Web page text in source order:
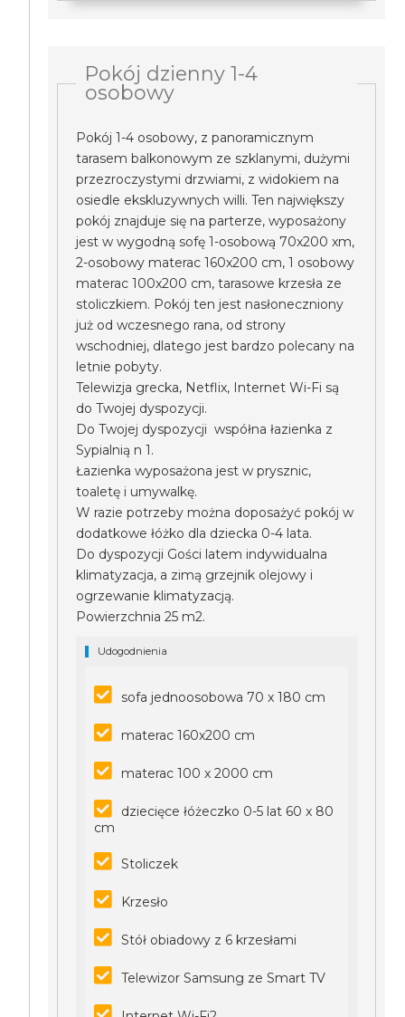
Pokój dzienny 1-4
osobowy
Pokój 1-4 osobowy, z panoramicznym
tarasem balkonowym ze szklanymi, dużymi
przezroczystymi drzwiami, z widokiem na
osiedle ekskluzywnych willi. Ten największy
pokój znajduje się na parterze, wyposażony
jest w wygodną sofę 1-osobową 70x200 xm,
2-osobowy materac 160x200 cm, 1 osobowy
materac 100x200 cm, tarasowe krzesła ze
stoliczkiem. Pokój ten jest nasłoneczniony
już od wczesnego rana, od strony
wschodniej, dlatego jest bardzo polecany na
letnie pobyty.
Telewizja grecka, Netflix, Internet Wi-Fi są
do Twojej dyspozycji.
Do Twojej dyspozycji współna łazienka z
Sypialnią n 1.
Łazienka wyposażona jest w prysznic,
toaletę i umywalkę.
W razie potrzeby można doposażyć pokój w
dodatkowe łóżko dla dziecka 0-4 lata.
Do dyspozycji Gości latem indywidualna
klimatyzacja, a zimą grzejnik olejowy i
ogrzewanie klimatyzacją.
Powierzchnia 25 m2.
Udogodnienia
sofa jednoosobowa 70 x 180 cm
materac 160x200 cm
materac 100 x 2000 cm
dziecięce łóżeczko 0-5 lat 60 x 80
cm
Stoliczek
Krzesło
Stół obiadowy z 6 krzesłami
Telewizor Samsung ze Smart TV